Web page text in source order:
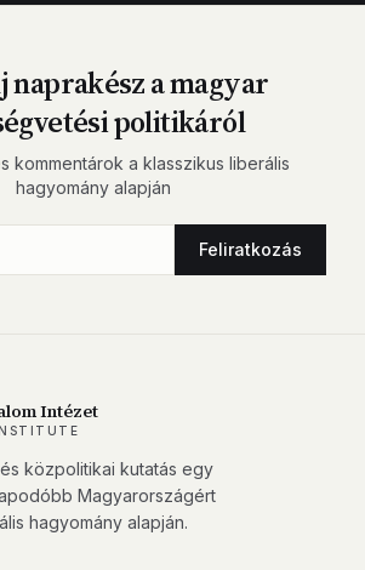
naprakész a magyar
politikáról
kommentárok a klasszikus liberális
hagyomány alapján
Feliratkozás
Intézet
közpolitikai kutatás egy
Magyarországért
hagyomány alapján.